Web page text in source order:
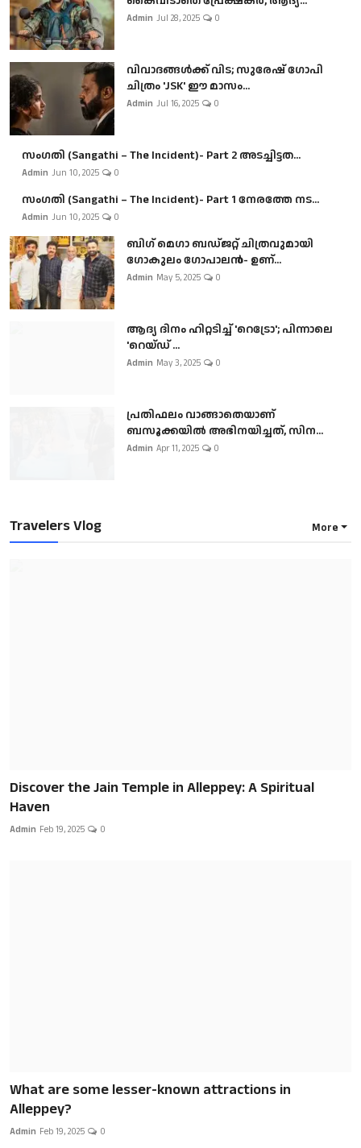
Admin Jul 28, 2025 0
വിവാദങ്ങൾക്ക് വിട; സുരേഷ് ഗോപി
ചിത്രം 'JSK' ഈ മാസം...
Admin Jul 16, 2025 0
സംഗതി (Sangathi – The Incident)- Part 2 അടച്ചിട്ടത...
Admin Jun 10, 2025 0
സംഗതി (Sangathi – The Incident)- Part 1 നേരത്തേ നട...
Admin Jun 10, 2025 0
ബി​ഗ് മെഗാ ബഡ്ജറ്റ് ചിത്രവുമായി
ഗോകുലം ഗോപാലൻ- ഉണ്...
Admin May 5, 2025 0
ആദ്യ ദിനം ഹിറ്റടിച്ച് 'റെട്രോ'; പിന്നാലെ
'റെയ്ഡ് ...
Admin May 3, 2025 0
പ്രതിഫലം വാങ്ങാതെയാണ്
ബസൂക്കയില്‍ അഭിനയിച്ചത്, സിന...
Admin Apr 11, 2025 0
Travelers Vlog More
Discover the Jain Temple in Alleppey: A Spiritual
Haven
Admin Feb 19, 2025 0
What are some lesser-known attractions in
Alleppey?
Admin Feb 19, 2025 0